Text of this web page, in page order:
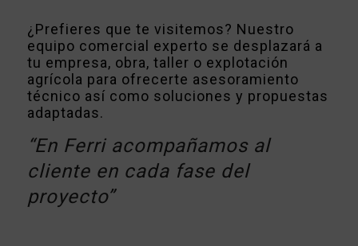
¿Prefieres que te visitemos? Nuestro
equipo comercial experto se desplazará a
tu empresa, obra, taller o explotación
agrícola para ofrecerte asesoramiento
técnico así como soluciones y propuestas
adaptadas.
“En Ferri acompañamos al
cliente en cada fase del
proyecto”